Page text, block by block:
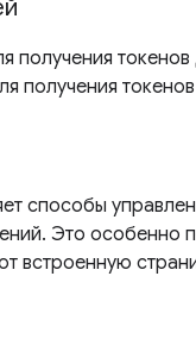
получения
получения
способы
Это особенно
встроенную